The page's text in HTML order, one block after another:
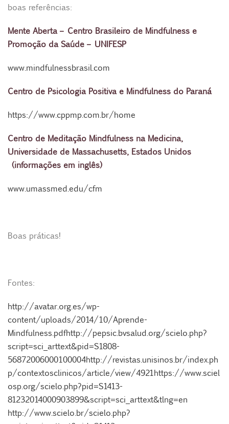
boas referências:
Mente Aberta – Centro Brasileiro de Mindfulness e
Promoção da Saúde – UNIFESP
www.mindfulnessbrasil.com
Centro de Psicologia Positiva e Mindfulness do Paraná
https://www.cppmp.com.br/home
Centro de Meditação Mindfulness na Medicina,
Universidade de Massachusetts, Estados Unidos
(informações em inglês)
www.umassmed.edu/cfm
Boas práticas!
Fontes:
http://avatar.org.es/wp-
content/uploads/2014/10/Aprende-
Mindfulness.pdfhttp://pepsic.bvsalud.org/scielo.php?
script=sci_arttext&pid=S1808-
56872006000100004http://revistas.unisinos.br/index.ph
p/contextosclinicos/article/view/4921https://www.sciel
osp.org/scielo.php?pid=S1413-
81232014000903899&script=sci_arttext&tlng=en
http://www.scielo.br/scielo.php?